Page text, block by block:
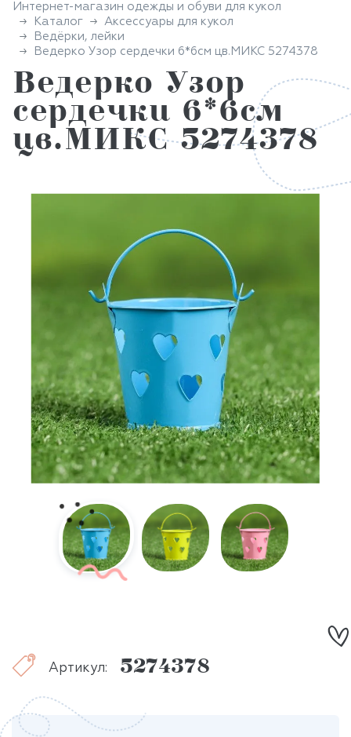
Интернет-магазин одежды и обуви для кукол
Каталог
Аксессуары для кукол
Ведёрки, лейки
Ведерко Узор сердечки 6*6см цв.МИКС 5274378
Ведерко Узор
сердечки 6*6см
цв.МИКС 5274378
Артикул: 5274378